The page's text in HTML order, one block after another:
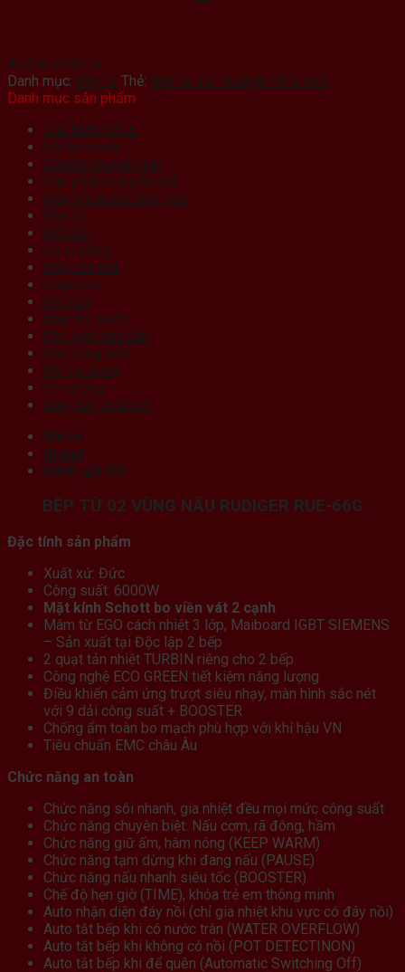
Add to wishlist
Danh mục: Bếp từ Thẻ: Bếp từ đôi Rudiger RUE-66G
Danh mục sản phẩm
Ghế MASSAGE
Lõi lọc nước
Combo khuyến mãi
Sản phẩm khuyến mãi
Máy lọc nước điện giải
Bếp từ
Hút mùi
Lò vi sóng
Máy rửa bát
Chậu rửa
Vòi rửa
Máy lọc nước
Phụ kiện nhà bếp
Cây nóng lạnh
Đồ gia dụng
Lò nướng
Máy sấy quần áo
Mô tả
Brand
Đánh giá (0)
BẾP TỪ 02 VÙNG NẤU RUDIGER RUE-66G
Đặc tính sản phẩm
Xuất xứ: Đức
Công suất: 6000W
Mặt kính Schott bo viền vát 2 cạnh
Mâm từ EGO cách nhiệt 3 lớp, Maiboard IGBT SIEMENS
– Sản xuất tại Độc lập 2 bếp
2 quạt tản nhiệt TURBIN riêng cho 2 bếp
Công nghệ ECO GREEN tiết kiệm năng lượng
Điều khiển cảm ứng trượt siêu nhạy, màn hình sắc nét
với 9 dải công suất + BOOSTER
Chống ẩm toàn bo mạch phù hợp với khí hậu VN
Tiêu chuẩn EMC châu Âu
Chức năng an toàn
Chức năng sôi nhanh, gia nhiệt đều mọi mức công suất
Chức năng chuyên biệt: Nấu cơm, rã đông, hầm
Chức năng giữ ấm, hâm nóng (KEEP WARM)
Chức năng tạm dừng khi đang nấu (PAUSE)
Chức năng nấu nhanh siêu tốc (BOOSTER)
Chế độ hẹn giờ (TIME), khóa trẻ em thông minh
Auto nhận diện đáy nồi (chỉ gia nhiệt khu vực có đáy nồi)
Auto tắt bếp khi có nước tràn (WATER OVERFLOW)
Auto tắt bếp khi không có nồi (POT DETECTINON)
Auto tắt bếp khi để quên (Automatic Switching Off)